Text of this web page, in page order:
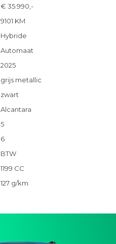
€ 35.990,-
9101 KM
Hybride
Automaat
2025
grijs metallic
zwart
Alcantara
5
6
BTW
1199 CC
127 g/km